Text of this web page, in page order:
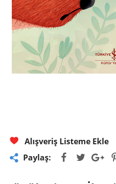
Alışveriş Listeme Ekle
Paylaş: